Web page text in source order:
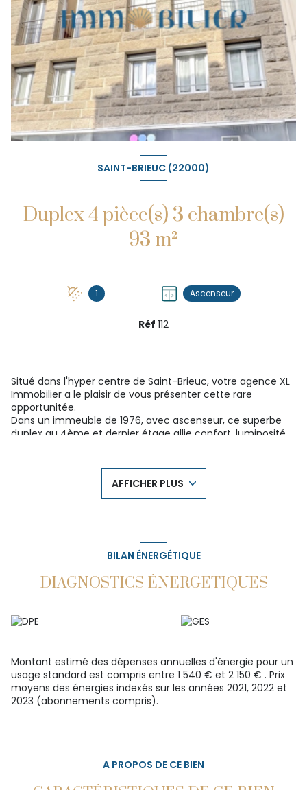
SAINT-BRIEUC (22000)
Duplex 4 pièce(s) 3 chambre(s)
93 m²
1 Ascenseur
Réf 112
Situé dans l'hyper centre de Saint-Brieuc, votre agence XL
Immobilier a le plaisir de vous présenter cette rare
opportunitée.
Dans un immeuble de 1976, avec ascenseur, ce superbe
duplex au 4ème et dernier étage allie confort, luminosité
chambres dont une qui forme la mezzanine d'environ
20m², entièrement fermée avec placard, wc et possibilité
également d'y rajouter une douche. Une pièce de vie
moment de détente au soleil.
Une salle d'eau, un WC et une buanderie complète ce bien.
Points forts :
Appartement climatisé
ville, proximité immédiate des commerces, écoles et
transports.
dégagée.
- Chauffage par pompe à chaleur, peinture et sol refaits il
y a 2 ans.
Ce duplex, idéal pour une famille ou un couple en quête
d'espace et de confort, ne manquera pas de vous séduire.
Les informations sur les risques auxquels ce bien est
AFFICHER PLUS
BILAN ÉNERGÉTIQUE
DIAGNOSTICS ÉNERGETIQUES
Montant estimé des dépenses annuelles d'énergie pour un
usage standard est compris entre 1 540 € et 2 150 € . Prix
moyens des énergies indexés sur les années 2021, 2022 et
2023 (abonnements compris).
A PROPOS DE CE BIEN